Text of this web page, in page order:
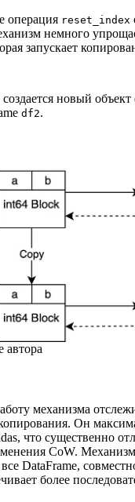
операция reset_index
немного
запускает
новый
df2.
автора
механизма
Он
что существенно
CoW.
DataFrame,
более